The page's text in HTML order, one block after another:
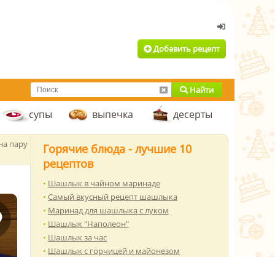
Добавить рецепт
Найти
супы выпечка десерты
пару
Горячие блюда - лучшие 10
рецептов
Шашлык в чайном маринаде
Самый вкусный рецепт шашлыка
Маринад для шашлыка с луком
Шашлык "Наполеон"
Шашлык за час
Шашлык с горчицей и майонезом